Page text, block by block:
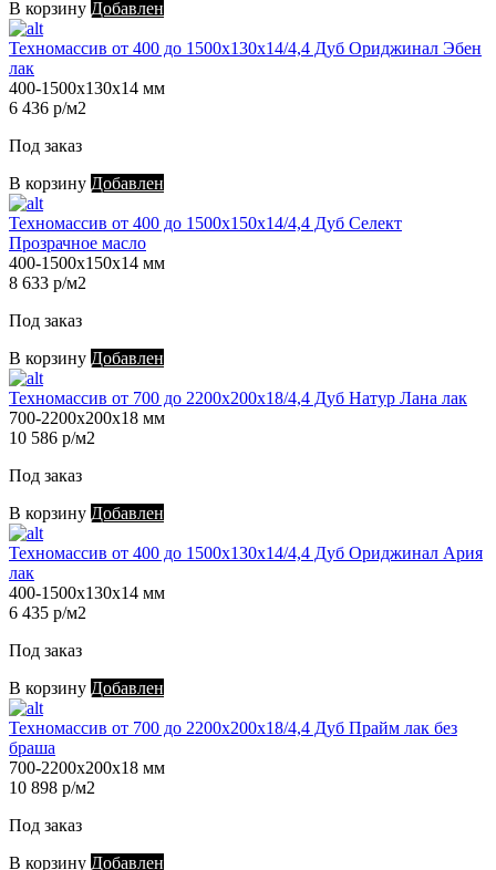
В корзину Добавлен
Техномассив от 400 до 1500х130х14/4,4 Дуб Ориджинал Эбен
лак
400-1500х130х14 мм
6 436 р/м2
Под заказ
В корзину Добавлен
Техномассив от 400 до 1500х150х14/4,4 Дуб Селект
Прозрачное масло
400-1500х150х14 мм
8 633 р/м2
Под заказ
В корзину Добавлен
Техномассив от 700 до 2200х200х18/4,4 Дуб Натур Лана лак
700-2200х200х18 мм
10 586 р/м2
Под заказ
В корзину Добавлен
Техномассив от 400 до 1500х130х14/4,4 Дуб Ориджинал Ария
лак
400-1500х130х14 мм
6 435 р/м2
Под заказ
В корзину Добавлен
Техномассив от 700 до 2200х200х18/4,4 Дуб Прайм лак без
браша
700-2200х200х18 мм
10 898 р/м2
Под заказ
В корзину Добавлен